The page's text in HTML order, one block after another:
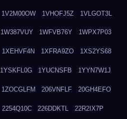
1V2M00OW 1VHOFJ5Z 1VLGOT3L
1W387VUY 1WFVB76Y 1WPX7P03
1XEHVF4N 1XFRA9ZO 1XS2YS68
1YSKFL0G 1YUCNSFB 1YYN7W1J
1ZOCGLFM 206VNFLF 20GH4EFO
2254Q10C 226DDKTL 22R2IX7P